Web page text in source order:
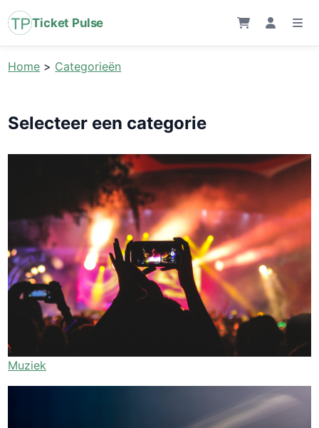
Ticket Pulse
Home > Categorieën
Selecteer een categorie
Muziek